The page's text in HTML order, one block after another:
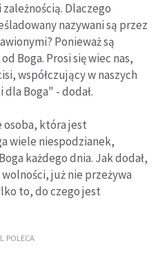
Dlaczego
nazywani są przez
Ponieważ są
Boga. Prosi się wiec nas,
współczujący w naszych
Boga" - dodał.
osoba, która jest
wiele niespodzianek,
każdego dnia. Jak dodał,
już nie przeżywa
to, do czego jest
POLECA